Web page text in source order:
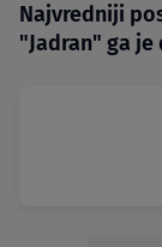
Najvredniji
"Jadran" ga je